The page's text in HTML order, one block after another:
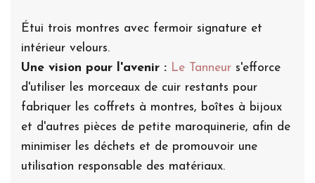
Étui trois montres avec fermoir signature et
intérieur velours.
Une vision pour l'avenir : Le Tanneur s'efforce
d'utiliser les morceaux de cuir restants pour
fabriquer les coffrets à montres, boîtes à bijoux
et d'autres pièces de petite maroquinerie, afin de
minimiser les déchets et de promouvoir une
utilisation responsable des matériaux.